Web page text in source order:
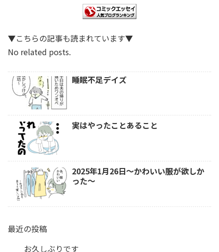
▼こちらの記事も読まれています▼
No related posts.
睡眠不足デイズ
実はやったことあること
2025年1月26日～かわいい服が欲しか
った～
最近の投稿
お久しぶりです